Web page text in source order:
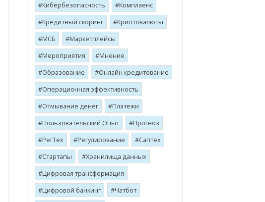
Кибербезопасность
Комплаенс
Кредитный скоринг
Криптовалюты
МСБ
Маркетплейсы
Мероприятия
Мнение
Образование
Онлайн кредитование
Операционная эффективность
Отмывание денег
Платежи
Пользовательский Опыт
Прогноз
РегТех
Регулирование
Саптех
Стартапы
Хранилища данных
Цифровая трансформация
Цифровой банкинг
Чатбот